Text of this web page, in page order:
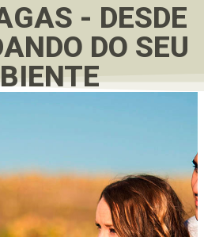
- DESDE
DO SEU